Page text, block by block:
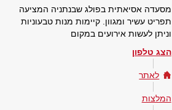
מסעדה אסיאתית בפולג שבנתניה המציעה
תפריט עשיר ומגוון. קיימות מנות טבעוניות
וניתן לעשות אירועים במקום
הצג טלפון
לאתר
המלצות